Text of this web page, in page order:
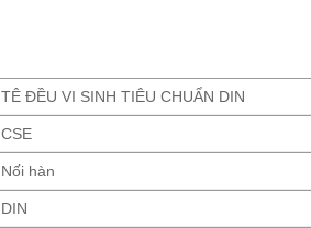
TÊ ĐỀU VI SINH TIÊU CHUẨN DIN
CSE
Nối hàn
DIN